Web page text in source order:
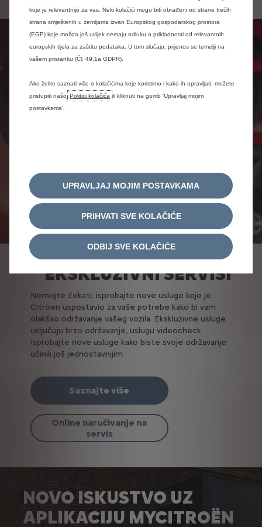
EKSKLUZIVNI SERVISI
Nemojte čekati, isprobajte nove usluge koje je
Citroen uspostavio za vaše potrebe kako bi vam
olakšao održavanje vašeg vozila. Ekskluzivne usluge
uključuju brzo održavanje, uslugu videocheck.
Isprobajte nove usluge kako biste svoje održavanje
učinili još jednostavnijim.
Saznajte više
Online naručivanje na
servis
NOVO ISKUSTVO UZ
APLIKACIJU MYCITROËN
koje je relevantnije za vas. Neki kolačići mogu biti obrađeni od strane trećih
strana smještenih u zemljama izvan Europskog gospodarskog prostora
(EGP) koje možda još uvijek nemaju odluku o prikladnosti od relevantnih
europskih tijela za zaštitu podataka. U tom slučaju, prijenos se temelji na
vašem pristanku (Čl. 49.1a GDPR).
Ako želite saznati više o kolačićima koje koristimo i kako ih upravljati, možete
pristupiti našoj Politici kolačića ili kliknuti na gumb 'Upravljaj mojim
postavkama'.
UPRAVLJAJ MOJIM POSTAVKAMA
PRIHVATI SVE KOLAČIĆE
ODBIJ SVE KOLAČIĆE